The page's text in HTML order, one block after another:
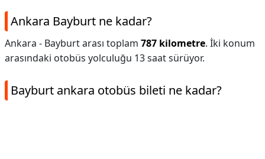
Ankara Bayburt ne kadar?
Ankara - Bayburt arası toplam 787 kilometre. İki konum
arasındaki otobüs yolculuğu 13 saat sürüyor.
Bayburt ankara otobüs bileti ne kadar?